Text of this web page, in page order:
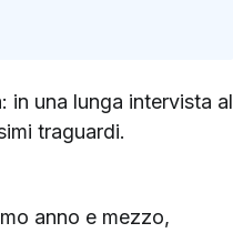
in una lunga intervista al
traguardi.
anno e mezzo,